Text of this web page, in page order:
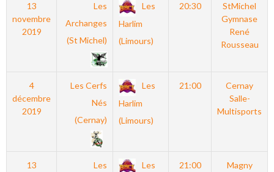
13
novembre
2019
Les
Archanges
(St Michel)
Les
Harlim
(Limours)
20:30
StMichel
Gymnase
René
Rousseau
4
décembre
2019
Les Cerfs
Nés
(Cernay)
Les
Harlim
(Limours)
21:00
Cernay
Salle-
Multisports
13
Les
Les
21:00
Magny